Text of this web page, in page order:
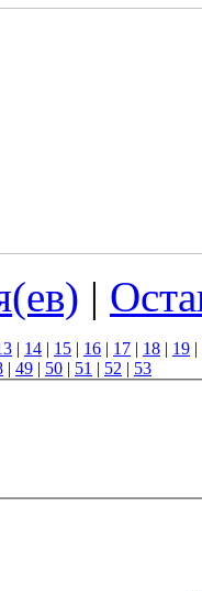
|
| 14 | 15 | 16 | 17 | 18 | 19 |
| 49 | 50 | 51 | 52 | 53